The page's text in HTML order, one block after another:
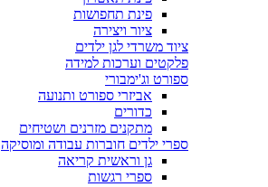
פינת תחפושות
ציור ויצירה
ציוד משרדי לגן ילדים
פלקטים וערכות למידה
ספורט וג'ימבורי
אביזרי ספורט ותנועה
כדורים
מתקנים מזרנים ושטיחים
ספרי ילדים חוברות עבודה ומוסיקה
גן וראשית קריאה
ספרי רגשות